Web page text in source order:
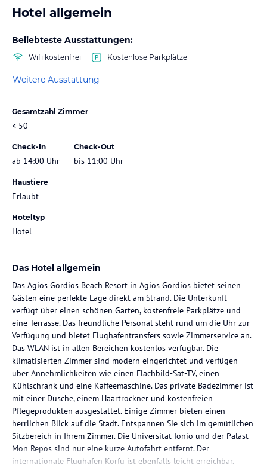
Hotel allgemein
Beliebteste Ausstattungen:
Wifi kostenfrei Kostenlose Parkplätze
Weitere Ausstattung
Gesamtzahl Zimmer
< 50
Check-In
ab 14:00 Uhr
Check-Out
bis 11:00 Uhr
Haustiere
Erlaubt
Hoteltyp
Hotel
Das Hotel allgemein
Das Agios Gordios Beach Resort in Agios Gordios bietet seinen
Gästen eine perfekte Lage direkt am Strand. Die Unterkunft
verfügt über einen schönen Garten, kostenfreie Parkplätze und
eine Terrasse. Das freundliche Personal steht rund um die Uhr zur
Verfügung und bietet Flughafentransfers sowie Zimmerservice an.
Das WLAN ist in allen Bereichen kostenlos verfügbar. Die
klimatisierten Zimmer sind modern eingerichtet und verfügen
über Annehmlichkeiten wie einen Flachbild-Sat-TV, einen
Kühlschrank und eine Kaffeemaschine. Das private Badezimmer ist
mit einer Dusche, einem Haartrockner und kostenfreien
Pflegeprodukten ausgestattet. Einige Zimmer bieten einen
herrlichen Blick auf die Stadt. Entspannen Sie sich im gemütlichen
Sitzbereich in Ihrem Zimmer. Die Universität Ionio und der Palast
Mon Repos sind nur eine kurze Autofahrt entfernt. Der
internationale Flughafen Korfu ist ebenfalls leicht erreichbar.